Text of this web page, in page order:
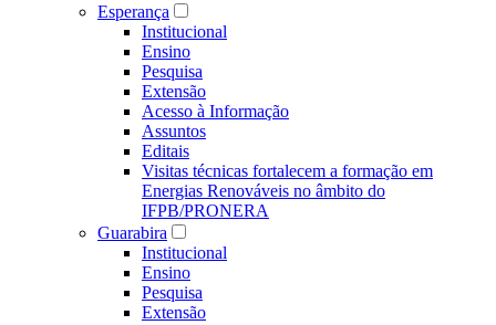
Esperança
Institucional
Ensino
Pesquisa
Extensão
Acesso à Informação
Assuntos
Editais
Visitas técnicas fortalecem a formação em
Energias Renováveis no âmbito do
IFPB/PRONERA
Guarabira
Institucional
Ensino
Pesquisa
Extensão